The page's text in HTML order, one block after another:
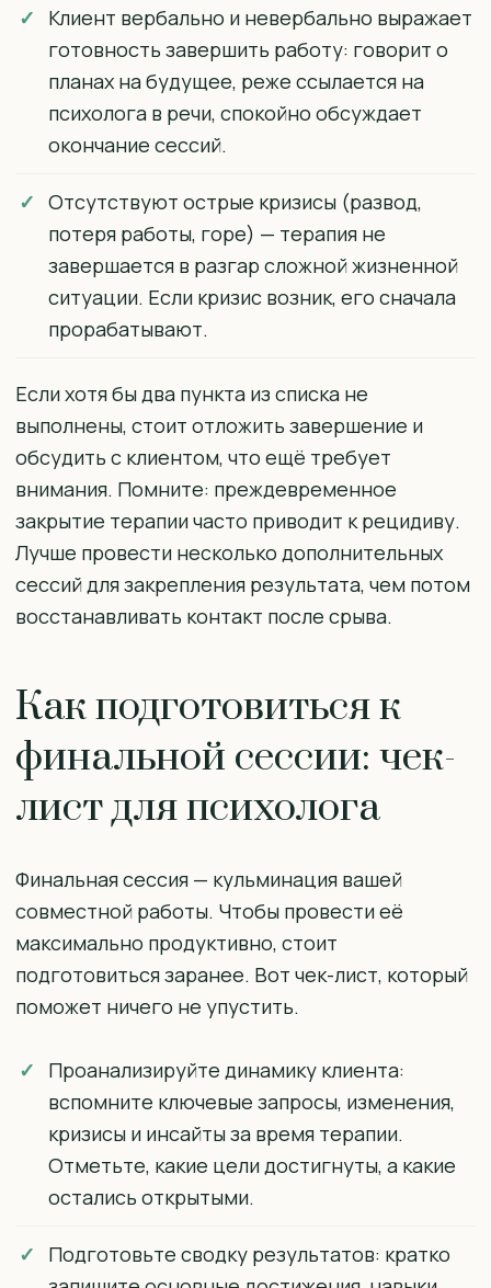
Клиент вербально и невербально выражает
готовность завершить работу: говорит о
планах на будущее, реже ссылается на
психолога в речи, спокойно обсуждает
окончание сессий.
Отсутствуют острые кризисы (развод,
потеря работы, горе) — терапия не
завершается в разгар сложной жизненной
ситуации. Если кризис возник, его сначала
прорабатывают.
Если хотя бы два пункта из списка не
выполнены, стоит отложить завершение и
обсудить с клиентом, что ещё требует
внимания. Помните: преждевременное
закрытие терапии часто приводит к рецидиву.
Лучше провести несколько дополнительных
сессий для закрепления результата, чем потом
восстанавливать контакт после срыва.
Как подготовиться к
финальной сессии: чек-
лист для психолога
Финальная сессия — кульминация вашей
совместной работы. Чтобы провести её
максимально продуктивно, стоит
подготовиться заранее. Вот чек-лист, который
поможет ничего не упустить.
Проанализируйте динамику клиента:
вспомните ключевые запросы, изменения,
кризисы и инсайты за время терапии.
Отметьте, какие цели достигнуты, а какие
остались открытыми.
Подготовьте сводку результатов: кратко